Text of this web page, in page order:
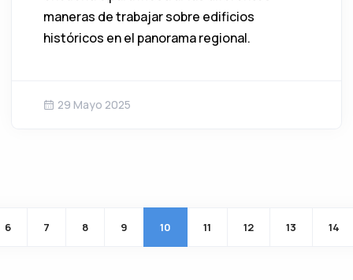
maneras de trabajar sobre edificios
históricos en el panorama regional.
29 Mayo 2025
6 7 8 9 10 11 12 13 14